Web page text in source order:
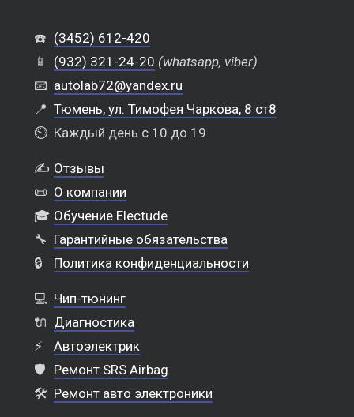
☎️ (3452) 612-420
📱
(932) 321-24-20 (whatsapp, viber)
📧 autolab72@yandex.ru
📍 Тюмень, ул. Тимофея Чаркова, 8 ст8
⏲️ Каждый день с 10 до 19
✍️ Отзывы
📜 О компании
🎓 Обучение Electude
🔧 Гарантийные обязательства
🔒
Политика конфиденциальности
💻 Чип-тюнинг
🔌 Диагностика
⚡
Автоэлектрик
🛡️ Ремонт SRS Airbag
🛠️ Ремонт авто электроники